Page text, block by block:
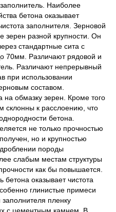
Наиболее
бетона оказывает
заполнителя. Зерновой
зерен разной крупности. Он
стандартные сита с
70мм. Различают рядовой и
Различают непрерывный
при использовании
составом.
на обмазку зерен. Кроме того
склонны к расслоению, что
бетона.
не только прочностью
но и крупностью
породы
слабым местам структуры
как бы повышается.
оказывает чистота
глинистые примеси
пленку